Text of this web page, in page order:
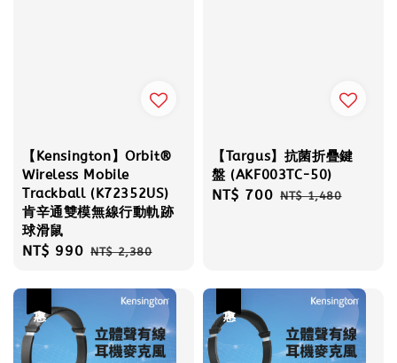
【Kensington】Orbit®
Wireless Mobile
Trackball (K72352US)
肯辛通雙模無線行動軌跡
球滑鼠
Sale
NT$ 990 Regular
NT$ 2,380
【Targus】抗菌折疊鍵
盤 (AKF003TC-50)
Sale
NT$ 700 Regular
NT$ 1,480